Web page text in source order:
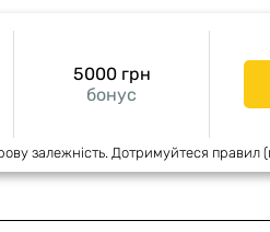
бонус
5000 грн
залежність. Дотримуйтеся правил